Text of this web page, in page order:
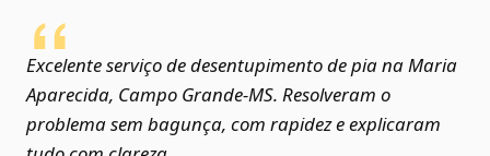
Excelente serviço de desentupimento de pia na Maria
Aparecida, Campo Grande‑MS. Resolveram o
problema sem bagunça, com rapidez e explicaram